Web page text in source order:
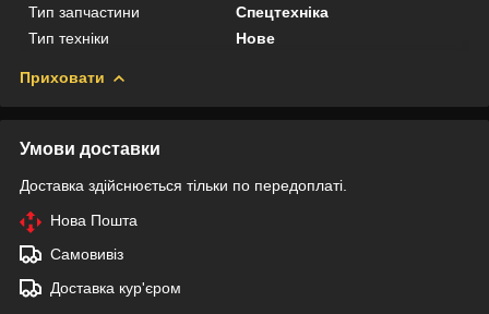
Тип запчастини
Спецтехніка
Тип техніки
Нове
Приховати
Умови доставки
Доставка здійснюється тільки по передоплаті.
Нова Пошта
Самовивіз
Доставка кур'єром